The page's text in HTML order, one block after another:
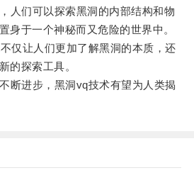
们可以探索黑洞的内部结构和物
身于一个神秘而又危险的世界中。
让人们更加了解黑洞的本质，还
的探索工具。
进步，黑洞vq技术有望为人类揭